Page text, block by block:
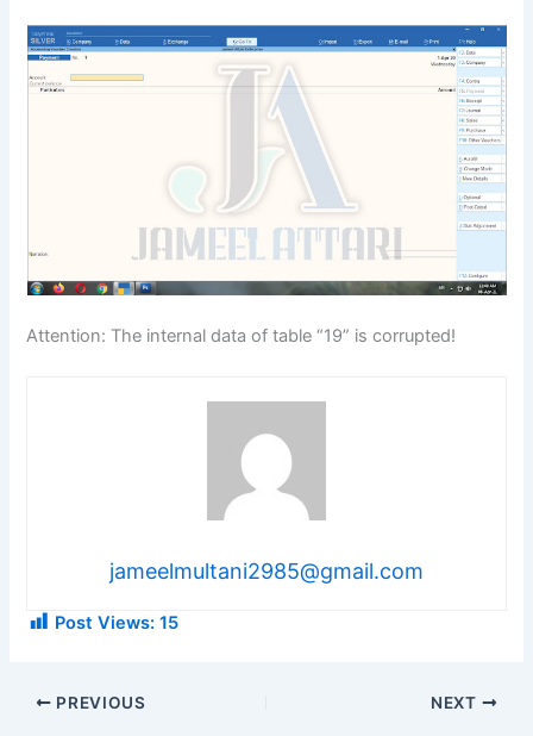
Attention: The internal data of table “19” is corrupted!
jameelmultani2985@gmail.com
Post Views: 15
PREVIOUS NEXT